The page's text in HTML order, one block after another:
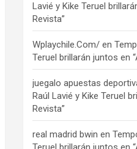
Lavié y Kike Teruel
Revista”
Wplaychile.Com/ en
Teruel brillarán juntos en
juegalo apuestas
Raúl Lavié y Kike Teruel
Revista”
real madrid bwin en